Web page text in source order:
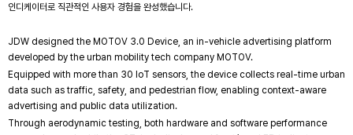
인디케이터로 직관적인 사용자 경험을 완성했습니다.
JDW designed the MOTOV 3.0 Device, an in-vehicle advertising platform
developed by the urban mobility tech company MOTOV.
Equipped with more than 30 IoT sensors, the device collects real-time urban
data such as traffic, safety, and pedestrian flow, enabling context-aware
advertising and public data utilization.
Through aerodynamic testing, both hardware and software performance